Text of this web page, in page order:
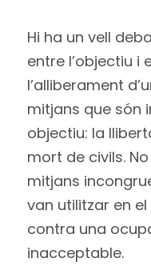
Hi ha un vell
entre l’objectiu i
l’alliberament
mitjans que són
objectiu: la
mort de civils.
mitjans
van utilitzar en
contra una
inacceptable.